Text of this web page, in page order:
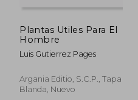
dcto. $ 18.85
Plantas Utiles Para El
Hombre
Luis Gutierrez Pages
Argania Editio, S.C.P., Tapa
Blanda, Nuevo